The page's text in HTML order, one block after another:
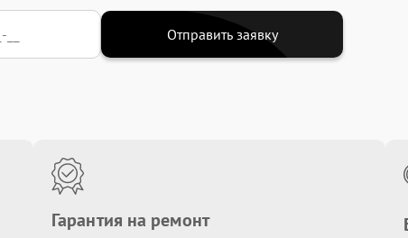
Отправить заявку
Гарантия на ремонт